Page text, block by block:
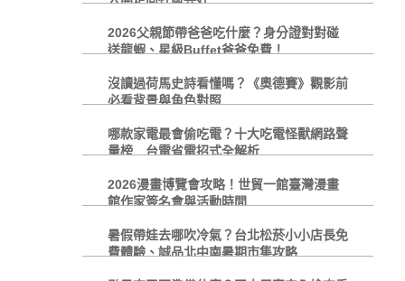
2026父親節帶爸爸吃什麼？身分證對對碰
送龍蝦、星級Buffet爸爸免費！
沒讀過荷馬史詩看懂嗎？《奧德賽》觀影前
必看背景與角色對照
哪款家電最會偷吃電？十大吃電怪獸網路聲
量榜 台電省電招式全解析
2026漫畫博覽會攻略！世貿一館臺灣漫畫
館作家簽名會與活動時間
暑假帶娃去哪吹冷氣？台北松菸小小店長免
費體驗、誠品北中南暑期市集攻略